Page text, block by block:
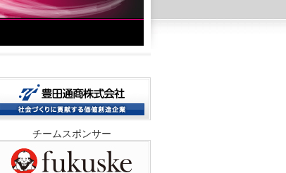
チームスポンサー